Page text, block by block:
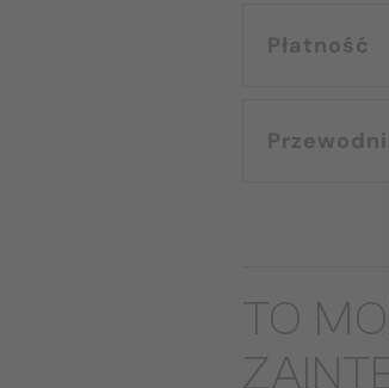
Płatność
TO